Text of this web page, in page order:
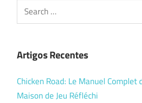
Search
for:
Artigos Recentes
Chicken Road: Le Manuel Complet
Maison de Jeu Réfléchi